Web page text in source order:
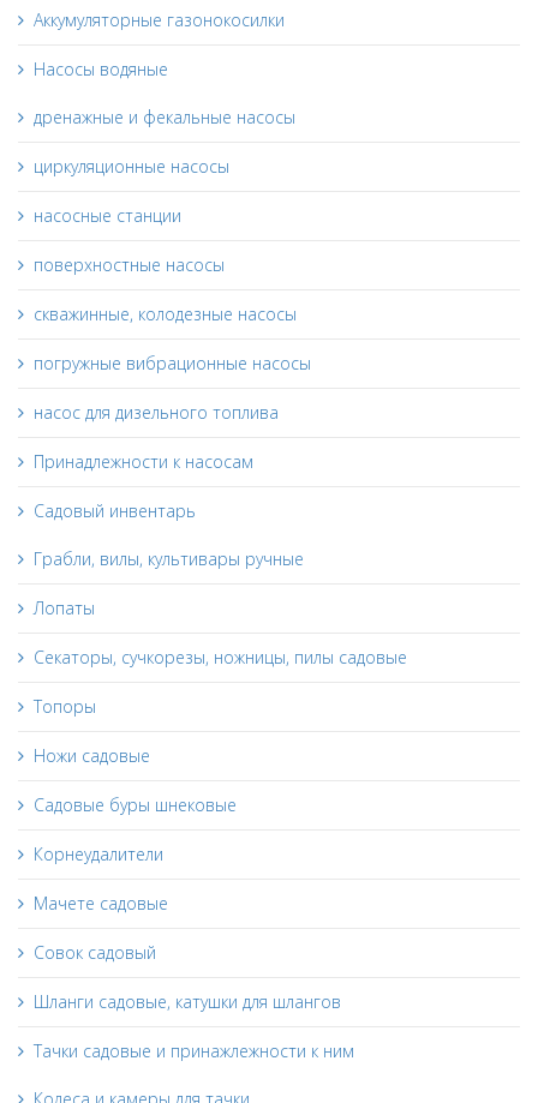
Аккумуляторные газонокосилки
Насосы водяные
дренажные и фекальные насосы
циркуляционные насосы
насосные станции
поверхностные насосы
скважинные, колодезные насосы
погружные вибрационные насосы
насос для дизельного топлива
Принадлежности к насосам
Садовый инвентарь
Грабли, вилы, культивары ручные
Лопаты
Секаторы, сучкорезы, ножницы, пилы садовые
Топоры
Ножи садовые
Садовые буры шнековые
Корнеудалители
Мачете садовые
Совок садовый
Шланги садовые, катушки для шлангов
Тачки садовые и принажлежности к ним